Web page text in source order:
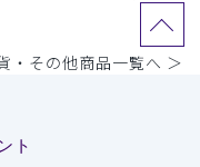
・その他商品一覧へ ＞
ト